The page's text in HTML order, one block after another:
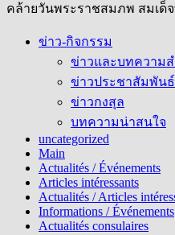
คล้ายวันพระราชสมภพ สมเ
ข่าว-กิจกรรม
ข่าวและบทความ
ข่าวประชาสัมพัน
ข่าวกงสุล
บทความน่าสนใจ
uncategorized
Main
Actualités / Événements
Articles intéressants
Actualités / Articles
Informations / Événements
Actualités consulaires